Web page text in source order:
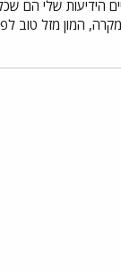
הידיעות שלי הם
המון מזל טוב